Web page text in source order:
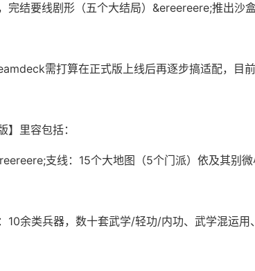
完结要线剧形（五个大结局）&ereereere;推出沙
需打算在正式版上线后再逐步搞适配，目
】里容包括：
支线：15个大地图（5个门派）依及其别
10余类兵器，数十套武学/轻功/内功、武学混运用